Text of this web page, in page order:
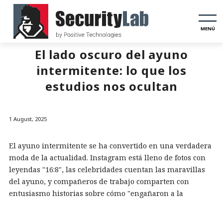
MENÚ
El lado oscuro del ayuno
intermitente: lo que los
estudios nos ocultan
1 August, 2025
El ayuno intermitente se ha convertido en una verdadera
moda de la actualidad. Instagram está lleno de fotos con
leyendas "16:8", las celebridades cuentan las maravillas
del ayuno, y compañeros de trabajo comparten con
entusiasmo historias sobre cómo "engañaron a la